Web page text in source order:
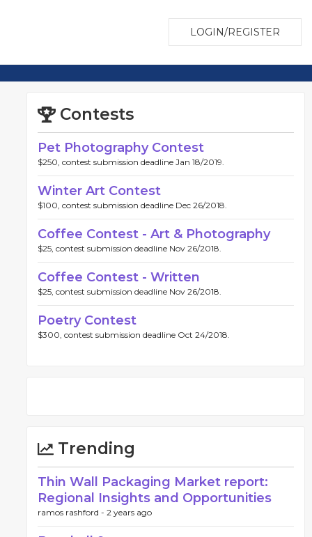
LOGIN/REGISTER
Contests
Pet Photography Contest
$250, contest submission deadline Jan 18/2019.
Winter Art Contest
$100, contest submission deadline Dec 26/2018.
Coffee Contest - Art & Photography
$25, contest submission deadline Nov 26/2018.
Coffee Contest - Written
$25, contest submission deadline Nov 26/2018.
Poetry Contest
$300, contest submission deadline Oct 24/2018.
Trending
Thin Wall Packaging Market report:
Regional Insights and Opportunities
ramos rashford - 2 years ago